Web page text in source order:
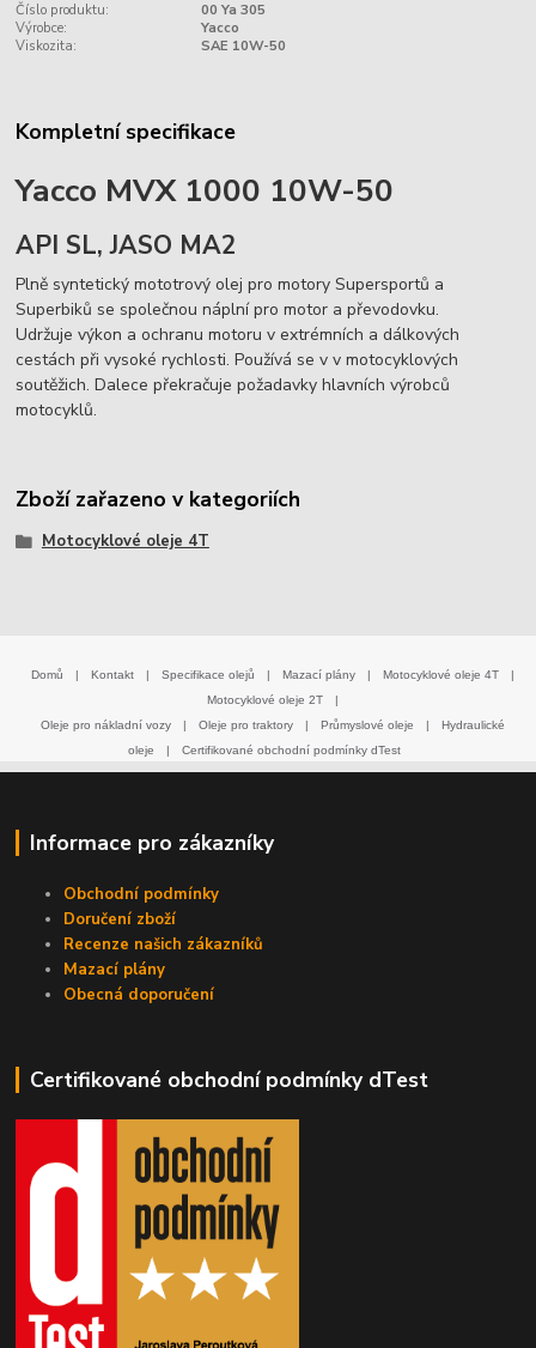
Číslo produktu:
00 Ya 305
Výrobce:
Yacco
Viskozita:
SAE 10W-50
Kompletní specifikace
Yacco MVX 1000 10W-50
API SL, JASO MA2
Plně syntetický mototrový olej pro motory Supersportů a
Superbiků se společnou náplní pro motor a převodovku.
Udržuje výkon a ochranu motoru v extrémních a dálkových
cestách při vysoké rychlosti. Používá se v v motocyklových
soutěžich. Dalece překračuje požadavky hlavních výrobců
motocyklů.
Zboží zařazeno v kategoriích
Motocyklové oleje 4T
Domů | Kontakt | Specifikace olejů | Mazací plány | Motocyklové oleje 4T
|
Motocyklové oleje 2T
|
Oleje pro nákladní vozy
| Oleje pro traktory | Průmyslové oleje |
Hydraulické
oleje
| Certifikované obchodní podmínky dTest
Informace pro zákazníky
Obchodní podmínky
Doručení zboží
Recenze našich zákazníků
Mazací plány
Obecná doporučení
Certifikované obchodní podmínky dTest